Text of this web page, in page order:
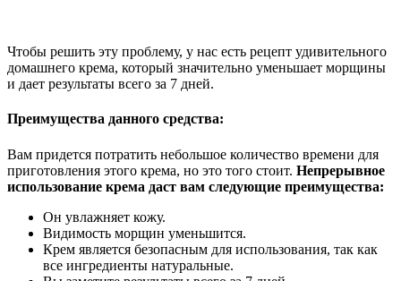
Чтобы решить эту проблему, у нас есть рецепт удивительного
домашнего крема, который значительно уменьшает морщины
и дает результаты всего за 7 дней.
Преимущества данного средства:
Вам придется потратить небольшое количество времени для
приготовления этого крема, но это того стоит. Непрерывное
использование крема даст вам следующие преимущества:
Он увлажняет кожу.
Видимость морщин уменьшится.
Крем является безопасным для использования, так как
все ингредиенты натуральные.